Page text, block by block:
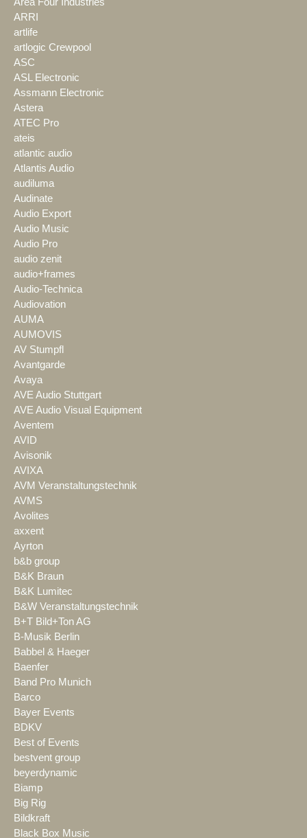
ARRI
artlife
artlogic Crewpool
ASC
ASL Electronic
Assmann Electronic
Astera
ATEC Pro
ateis
atlantic audio
Atlantis Audio
audiluma
Audinate
Audio Export
Audio Music
Audio Pro
audio zenit
audio+frames
Audio-Technica
Audiovation
AUMA
AUMOVIS
AV Stumpfl
Avantgarde
Avaya
AVE Audio Stuttgart
AVE Audio Visual Equipment
Aventem
AVID
Avisonik
AVIXA
AVM Veranstaltungstechnik
AVMS
Avolites
axxent
Ayrton
b&b group
B&K Braun
B&K Lumitec
B&W Veranstaltungstechnik
B+T Bild+Ton AG
B-Musik Berlin
Babbel & Haeger
Baenfer
Band Pro Munich
Barco
Bayer Events
BDKV
Best of Events
bestvent group
beyerdynamic
Biamp
Big Rig
Bildkraft
Black Box Music